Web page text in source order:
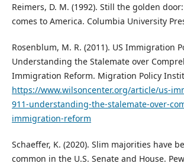
Reimers, D. M. (1992). Still the golden
comes to America. Columbia University
Rosenblum, M. R. (2011). US Immigration
Understanding the Stalemate over
Immigration Reform. Migration Policy
https://www.wilsoncenter.org/article/us-
911-understanding-the-stalemate-over-
immigration-reform
Schaeffer, K. (2020). Slim majorities have
common in the U.S. Senate and House.